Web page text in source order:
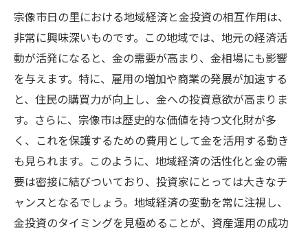
宗像市日の里における地域経済と金投資の相互作用は、
非常に興味深いものです。この地域では、地元の経済活
動が活発になると、金の需要が高まり、金相場にも影響
を与えます。特に、雇用の増加や商業の発展が加速する
と、住民の購買力が向上し、金への投資意欲が高まりま
す。さらに、宗像市は歴史的な価値を持つ文化財が多
く、これを保護するための費用として金を活用する動き
も見られます。このように、地域経済の活性化と金の需
要は密接に結びついており、投資家にとっては大きなチ
ャンスとなるでしょう。地域経済の変動を常に注視し、
金投資のタイミングを見極めることが、資産運用の成功